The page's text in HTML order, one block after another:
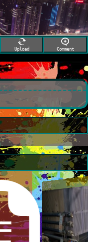
Upload Comment
配管